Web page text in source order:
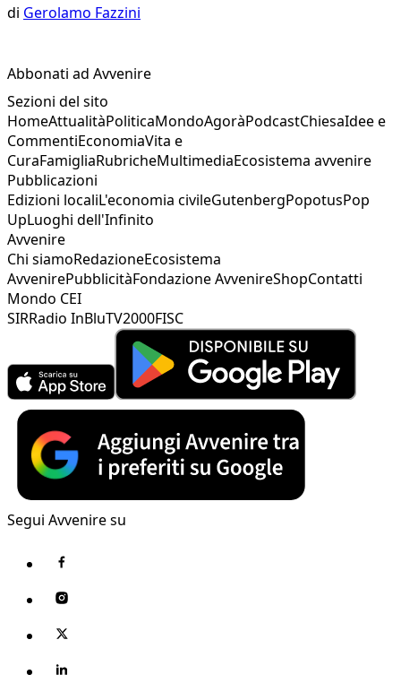
di Gerolamo Fazzini
Abbonati ad Avvenire
Sezioni del sito
HomeAttualitàPoliticaMondoAgoràPodcastChiesaIdee e
CommentiEconomiaVita e
CuraFamigliaRubricheMultimediaEcosistema avvenire
Pubblicazioni
Edizioni localiL'economia civileGutenbergPopotusPop
UpLuoghi dell'Infinito
Avvenire
Chi siamoRedazioneEcosistema
AvvenirePubblicitàFondazione AvvenireShopContatti
Mondo CEI
SIRRadio InBluTV2000FISC
Segui Avvenire su